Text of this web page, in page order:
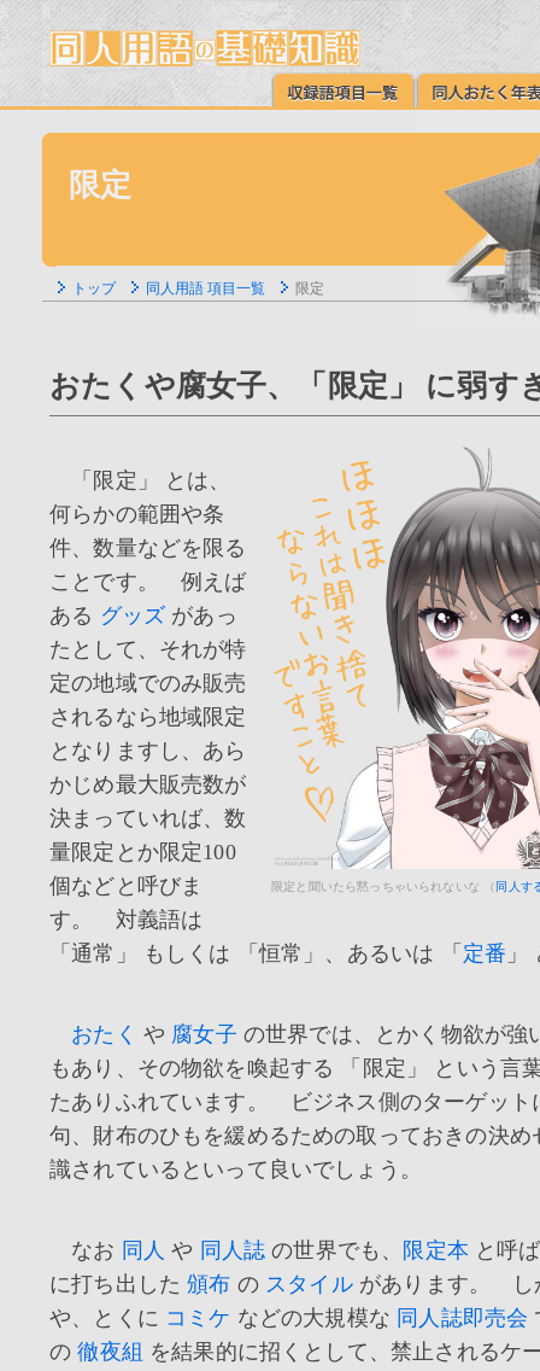
限定
トップ 同人用語 項目一覧 限定
おたくや腐女子、「限定」 に弱す
限定と聞いたら黙っちゃいられないな （ 同人す
「限定」 とは、
何らかの範囲や条
件、数量などを限る
ことです。 例えば
ある グッズ があっ
たとして、それが特
定の地域でのみ販売
されるなら地域限定
となりますし、あら
かじめ最大販売数が
決まっていれば、数
量限定とか限定100
個などと呼びま
す。 対義語は
「通常」 もしくは 「恒常」、あるいは 「 定番 」
おたく や 腐女子 の世界では、とかく物欲が強
もあり、その物欲を喚起する 「限定」 という言
たありふれています。 ビジネス側のターゲット
句、財布のひもを緩めるための取っておきの決め
識されているといって良いでしょう。
なお 同人 や 同人誌 の世界でも、 限定本 と呼
に打ち出した頒布 の スタイルがあります。 し
や、とくに コミケ などの大規模な 同人誌即売会
の徹夜組 を結果的に招くとして、禁止されるケ